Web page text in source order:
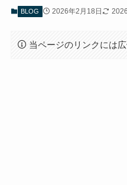
BLOG 2026年2月18日
当ページのリンクには